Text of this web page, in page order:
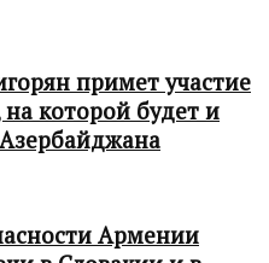
примет участие
которой будет и
Армении